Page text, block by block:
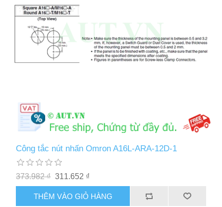
Công tắc nút nhấn Omron A16L-ARA-12D-1
373.982 ₫ 311.652 ₫
THÊM VÀO GIỎ HÀNG